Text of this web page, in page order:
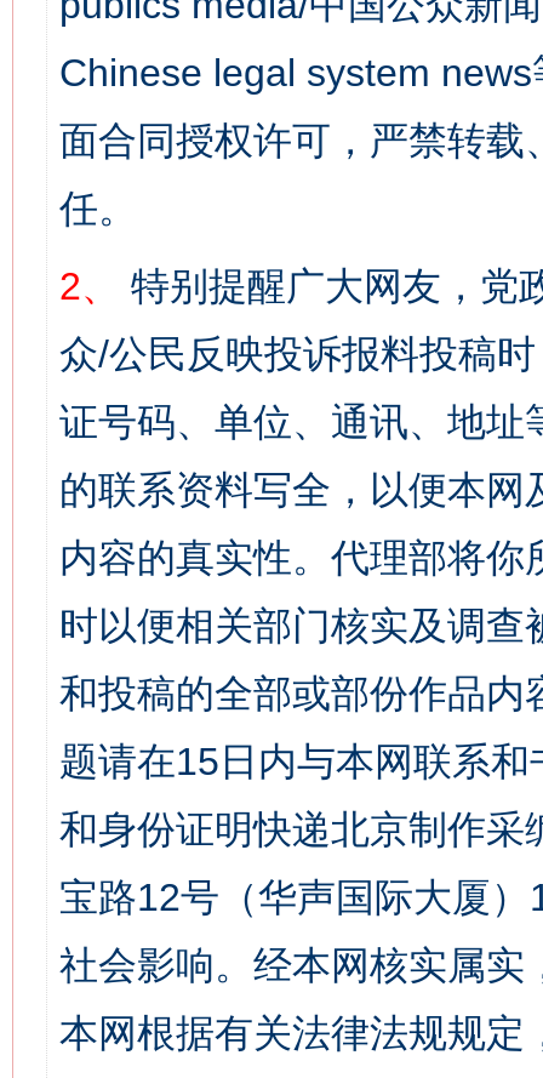
Chinese legal system
面合同授权许可，严禁转
任。
2、
特别提醒广大网友，党
众/公民反映投诉报料投稿
证号码、单位、通讯、地
的联系资料写全，以便本
内容的真实性。代理部将
时以便相关部门核实及调
和投稿的全部或部份作品
题请在15日内与本网联系
和身份证明快递北京制作
宝路12号（华声国际大厦
社会影响。经本网核实属
本网根据有关法律法规规